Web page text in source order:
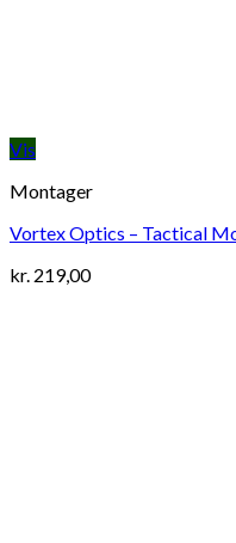
Vis
Montager
Vortex Optics – Tactical
kr. 219,00